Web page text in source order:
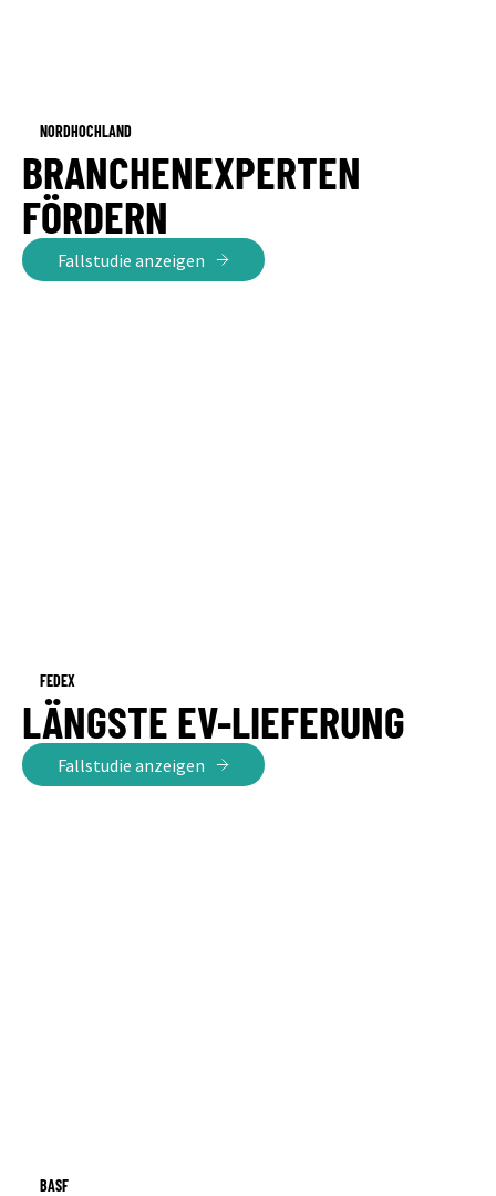
NORDHOCHLAND
BRANCHENEXPERTEN
FÖRDERN
Fallstudie anzeigen
FEDEX
LÄNGSTE EV-LIEFERUNG
Fallstudie anzeigen
BASF